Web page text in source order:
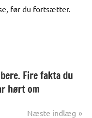
før du fortsætter.
Fire fakta du
hørt om
Næste indlæg